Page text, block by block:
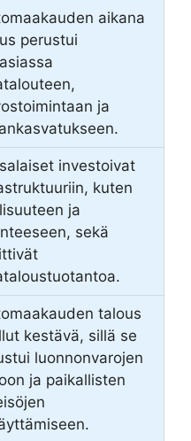
aikana
perustui
ja
investoivat
kuten
ja
sekä
talous
kestävä, sillä se
luonnonvarojen
ja paikallisten